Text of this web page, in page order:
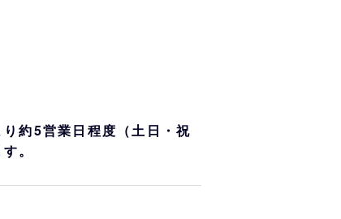
こにおすすめ SPECIAL PRICE
約5営業日程度（土日・祝
。